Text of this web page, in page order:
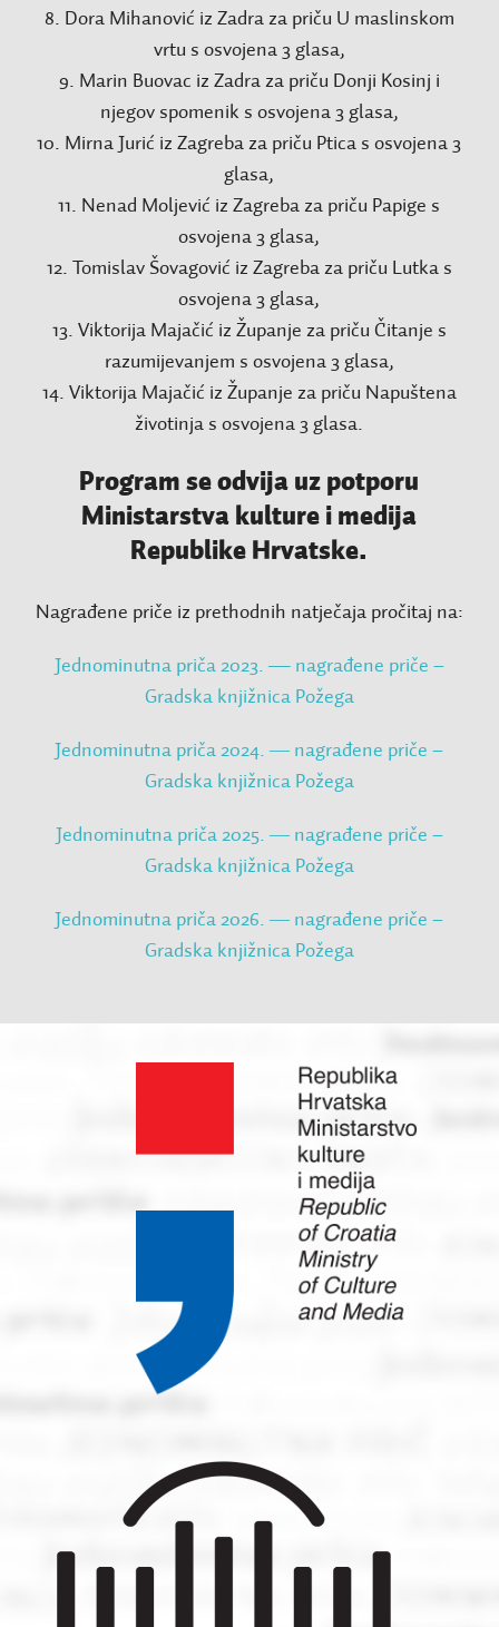
8. Dora Mihanović iz Zadra za priču U maslinskom
vrtu s osvojena 3 glasa,
9. Marin Buovac iz Zadra za priču Donji Kosinj i
njegov spomenik s osvojena 3 glasa,
10. Mirna Jurić iz Zagreba za priču Ptica s osvojena 3
glasa,
11. Nenad Moljević iz Zagreba za priču Papige s
osvojena 3 glasa,
12. Tomislav Šovagović iz Zagreba za priču Lutka s
osvojena 3 glasa,
13. Viktorija Majačić iz Županje za priču Čitanje s
razumijevanjem s osvojena 3 glasa,
14. Viktorija Majačić iz Županje za priču Napuštena
životinja s osvojena 3 glasa.
Program se odvija uz potporu
Ministarstva kulture i medija
Republike Hrvatske.
Nagrađene priče iz prethodnih natječaja pročitaj na:
Jednominutna priča 2023. — nagrađene priče –
Gradska knjižnica Požega
Jednominutna priča 2024. ― nagrađene priče –
Gradska knjižnica Požega
Jednominutna priča 2025. ― nagrađene priče –
Gradska knjižnica Požega
Jednominutna priča 2026. ― nagrađene priče –
Gradska knjižnica Požega